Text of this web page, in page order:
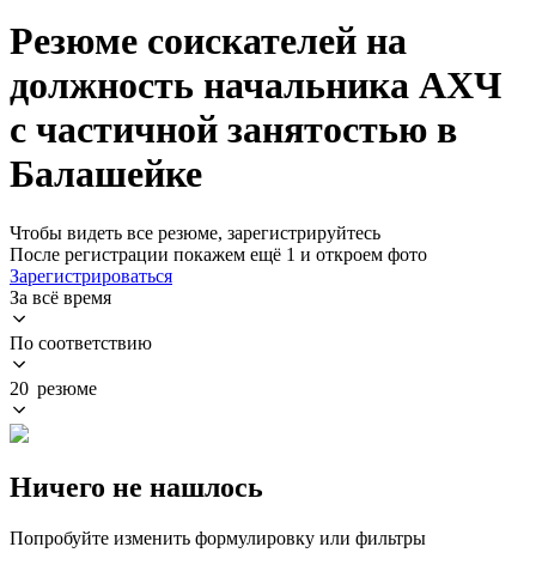
Резюме соискателей на
должность начальника АХЧ
с частичной занятостью в
Балашейке
Чтобы видеть все резюме, зарегистрируйтесь
После регистрации покажем ещё 1 и откроем фото
Зарегистрироваться
За всё время
По соответствию
20 резюме
Ничего не нашлось
Попробуйте изменить формулировку или фильтры